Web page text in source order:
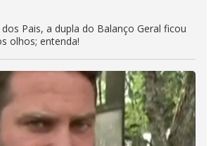
Pais, a dupla do Balanço Geral ficou
olhos; entenda!